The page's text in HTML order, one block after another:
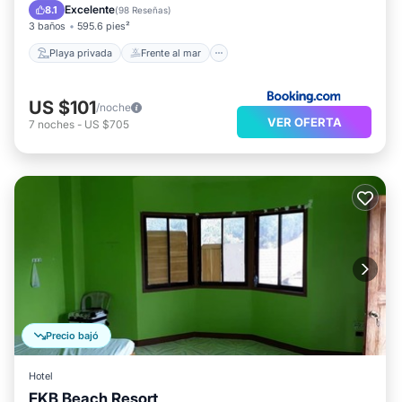
8.1 Excelente(98 Reseñas)
3 baños 595.6 pies²
Playa privada Frente al mar
Desayuno
US $101/noche
7 noches - US $705 VER OFERTA
Precio bajó
Hotel
FKB Beach Resort